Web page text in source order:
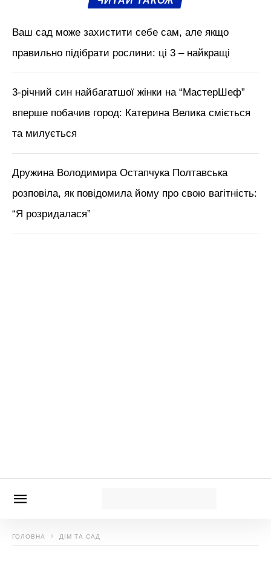
Ваш сад може захистити себе сам, але якщо
правильно підібрати рослини: ці 3 – найкращі
3-річний син найбагатшої жінки на “МастерШеф”
вперше побачив город: Катерина Велика сміється
та милується
Дружина Володимира Остапчука Полтавська
розповіла, як повідомила йому про свою вагітність:
“Я розридалася”